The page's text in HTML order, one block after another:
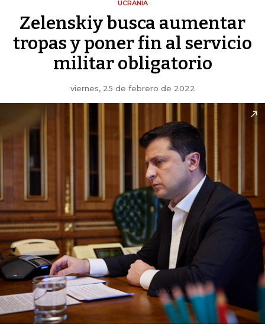
UCRANIA
Zelenskiy busca aumentar
tropas y poner fin al servicio
militar obligatorio
viernes, 25 de febrero de 2022